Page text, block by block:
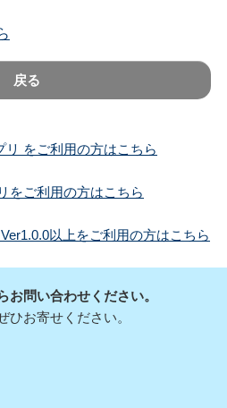
戻る
リ をご利用の方はこちら
をご利用の方はこちら
以上をご利用の方はこちら
問い合わせください。
ひお寄せください。